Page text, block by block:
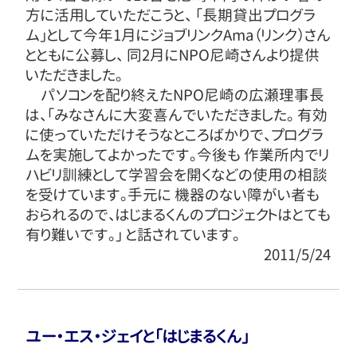
方に活用していただこうと、 「長期貸出プログラ
ム」として今年1月にジョブリンクAma（リンク）さん
とともに公募し、 同2月にNPO尼崎さんより提供
いただきました。
パソコンを配り終えたNPO尼崎の広瀬理事長
は、「みなさんに大変喜んでいただきました。 有効
に使っていただけそうなところばかりで、プログラ
ムを実施してよかったです。今後も 作業所内でリ
ハビリ訓練として学習会を開くなどの使用の相談
を受けています。手元に 機器のない障がい者も
おられるので、はじまるくんのプロジェクトはとても
有り難いです。」 と話されています。
2011/5/24
ユー・エス・ジェイと「はじまるくん」